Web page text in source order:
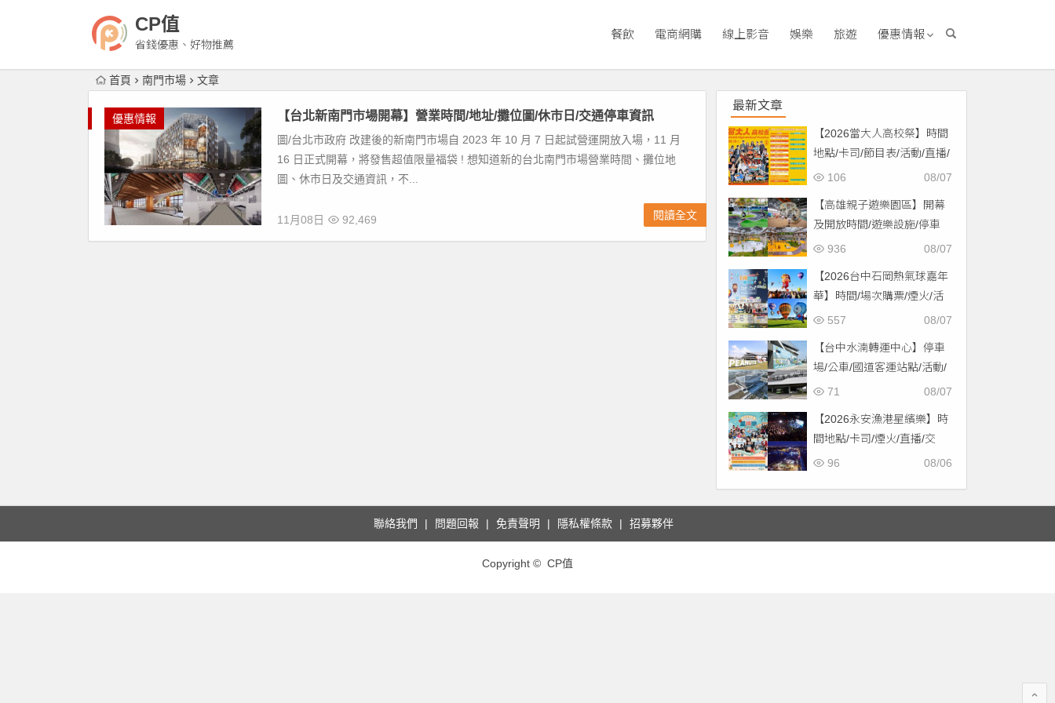
CP值
省錢優惠、好物推薦
餐飲 電商網購 線上影音 娛樂 旅遊 優惠情報
首頁 南門市場 文章
優惠情報 【台北新南門市場開幕】營業時間/地址/攤位圖/休市日/交通停車資訊
圖/台北市政府 改建後的新南門市場自 2023 年 10 月 7 日起試營運開放入場，11 月
16 日正式開幕，將發售超值限量福袋 ! 想知道新的台北南門市場營業時間、攤位地
圖、休市日及交通資訊，不...
11月08日 92,469 閱讀全文
最新文章
【2026當大人高校祭】時間
地點/卡司/節目表/活動/直播/
交通，免費入場！
08/07
106
【高雄親子遊樂園區】開幕
及開放時間/遊樂設施/停車
場/交通一次看！
08/07
936
【2026台中石岡熱氣球嘉年
華】時間/場次購票/煙火/活
動/交通，土牛運動公園登08/07
557
【台中水湳轉運中心】停車
場/公車/國道客運站點/活動/
交通，啟用免費停車！ 08/07
71
【2026永安漁港星繽樂】時
間地點/卡司/煙火/直播/交
通，免費入場！
08/06
96
聯絡我們 問題回報 免責聲明 隱私權條款 招募夥伴
Copyright © CP值